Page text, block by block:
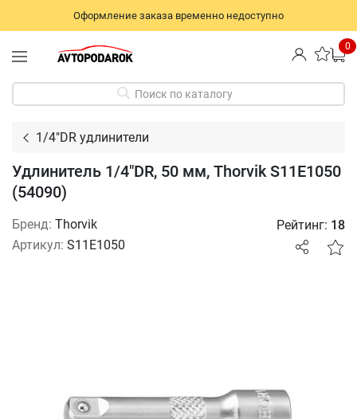
Оформление заказа временно недоступно
0
Поиск по каталогу
1/4"DR удлинители
Удлинитель 1/4"DR, 50 мм, Thorvik S11E1050
(54090)
Бренд: Thorvik
Артикул: S11E1050
Рейтинг: 18